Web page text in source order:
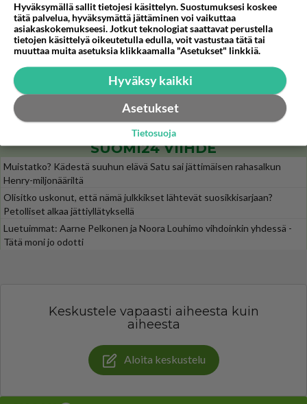
TTK tulee taas tänä syksynä. Ohjelman uudet tähtioppilaat julkistetaan torstaina 6. elokuuta klo 14 alkavassa lehdistö
Mitä tuot pöytään parisuhteessa?
Siinäpä se kysymys on otsikossa. Mitäpä siis tuot/toisit pöytään parisuhteessa? Oletko mies vai nainen? Koetko sen mitä
Martinan bisneksillä ei mene hyvin
SUOMI24 VIIHDE
Muistatko? Kädestä suuhun elävä Satu sai jättimäisen rahasalkun
Henry-miljonääriltä
Olisitko uskonut, että nämä julkkikset lähtevät suosikkisarjaan?
Petolliset alkaa jättiyllätyksellä
Luetuimmat: Aarne Pelkonen ja Noora Louhimo vihdoinkin yhdessä -
Tätä moni jo odotti
Keskustele vapaasti aiheesta kuin
aiheesta
Aloita keskustelu
Hyväksymällä sallit tietojesi käsittelyn. Suostumuksesi koskee
tätä palvelua, hyväksymättä jättäminen voi vaikuttaa
asiakaskokemukseesi. Jotkut teknologiat saattavat perustella
tietojen käsittelyä oikeutetulla edulla, voit vastustaa tätä tai
muuttaa muita asetuksia klikkaamalla "Asetukset" linkkiä.
Hyväksy kaikki
Asetukset
Tietosuoja